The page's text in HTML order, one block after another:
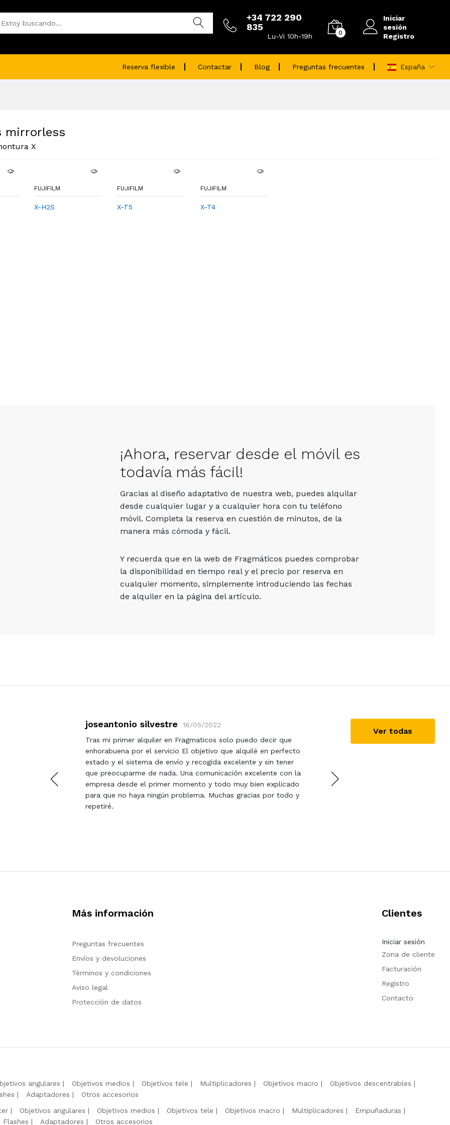
+34 722 290
835
Lu-Vi 10h-19h 0
Iniciar
sesión
Registro
Reserva flexible Contactar Blog Preguntas frecuentes España
mirrorless
X
FUJIFILM
X-H2S
FUJIFILM
X-T5
FUJIFILM
X-T4
¡Ahora, reservar desde el móvil es
todavía más fácil!
Gracias al diseño adaptativo de nuestra web, puedes alquilar
desde cualquier lugar y a cualquier hora con tu teléfono
móvil. Completa la reserva en cuestión de minutos, de la
manera más cómoda y fácil.
Y recuerda que en la web de Fragmáticos puedes comprobar
la disponibilidad en tiempo real y el precio por reserva en
cualquier momento, simplemente introduciendo las fechas
de alquiler en la página del artículo.
joseantonio silvestre
16/05/2022
Tras mi primer alquiler en Fragmaticos solo puedo decir que
enhorabuena por el servicio El objetivo que alquilé en perfecto
estado y el sistema de envío y recogida excelente y sin tener
que preocuparme de nada. Una comunicación excelente con la
empresa desde el primer momento y todo muy bien explicado
para que no haya ningún problema. Muchas gracias por todo y
repetiré.
Ver todas
Más información
Preguntas frecuentes
Envíos y devoluciones
Términos y condiciones
Aviso legal
Protección de datos
Clientes
Iniciar sesión
Zona de cliente
Facturación
Registro
Contacto
angulares Objetivos medios Objetivos tele Multiplicadores Objetivos macro
Objetivos descentrables
Adaptadores
Otros accesorios
Objetivos angulares Objetivos medios Objetivos tele Objetivos macro Multiplicadores
Empuñaduras
Flashes Adaptadores Otros accesorios